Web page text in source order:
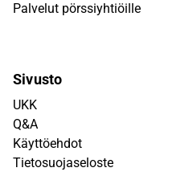
Palvelut pörssiyhtiöille
Sivusto
UKK
Q&A
Käyttöehdot
Tietosuojaseloste